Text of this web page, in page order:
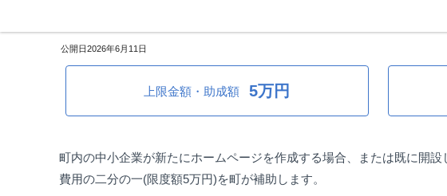
2026年6月11日
上限金額・助成額 5万円
町内の中小企業が新たにホームページを作成する場合、または既に開
費用の二分の一(限度額5万円)を町が補助します。